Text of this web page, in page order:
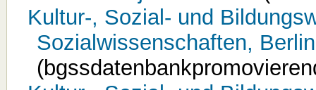
Kultur-, Sozial- und
Sozialwissenschaften,